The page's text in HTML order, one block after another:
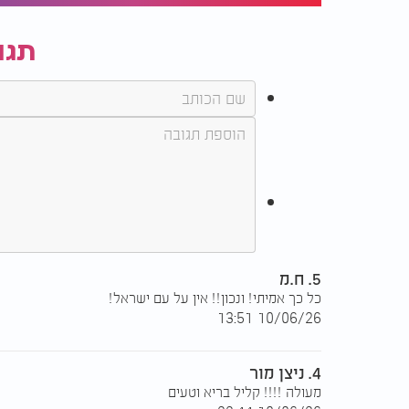
5. ח.מ
כל כך אמיתי! ונכון!! אין על עם ישראל!
10/06/26 13:51
4. ניצן מור
מעולה !!!! קליל בריא וטעים